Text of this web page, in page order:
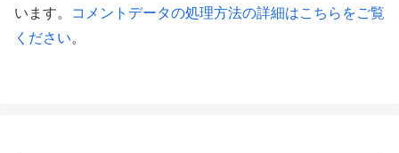
います。
コメントデータの処理方法の詳細はこちらをご覧
ください。